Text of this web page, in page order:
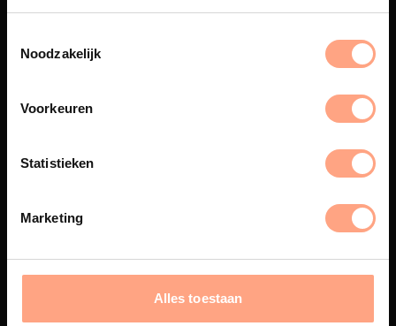
Noodzakelijk
Voorkeuren
Statistieken
Marketing
Alles toestaan
een hoogwaardige twee
Interieur inrichting
totale woonbeleving.